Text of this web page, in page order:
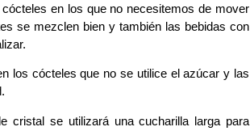
en los que no necesitemos de mover
se mezclen bien y también las bebidas con
los cócteles que no se utilice el azúcar y las
cristal se utilizará una cucharilla larga para